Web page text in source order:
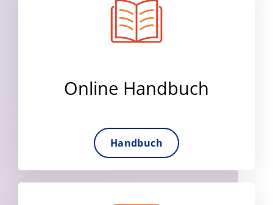
Online Handbuch
Handbuch